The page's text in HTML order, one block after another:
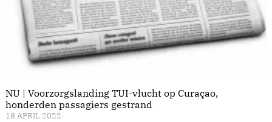
NU | Voorzorgslanding TUI-vlucht op Curaçao,
honderden passagiers gestrand
18 APRIL 2022